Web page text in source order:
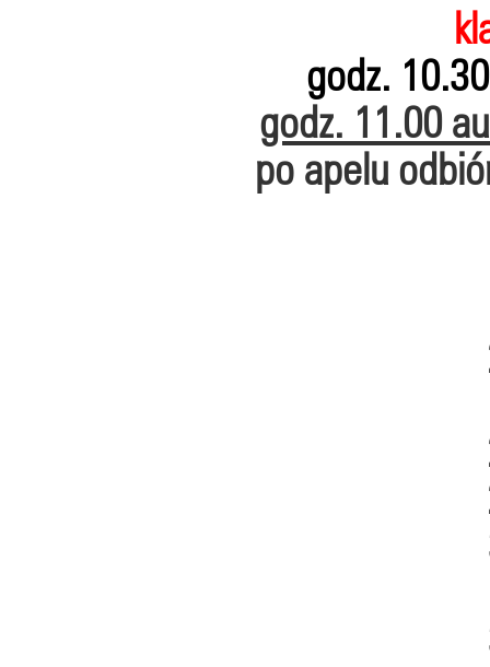
godz.
godz. 11.00
po apelu